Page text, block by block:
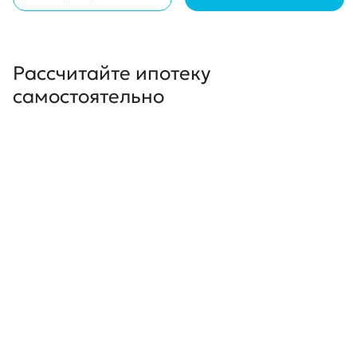
Рассчитайте ипотеку
самостоятельно